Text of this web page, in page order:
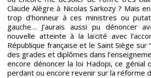
Claude Alègre à Nicolas Sarkozy ? Mais
trop d’honneur à ces ministres ou
gauche… J’aurais aussi pu dénoncer
nouvelle atteinte à la laïcité avec
République française et le Saint Siège sur
des grades et diplômes dans
encore dénoncer la loi Hadopi, ce génial
perdant ou encore revenir sur la réforme